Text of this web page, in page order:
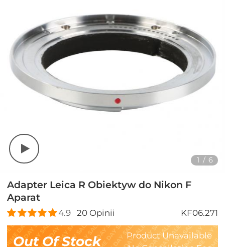
1 / 6
Adapter Leica R Obiektyw do Nikon F
Aparat
4.9 20Opinii KF06.271
Out Of Stock
Product Unavailable